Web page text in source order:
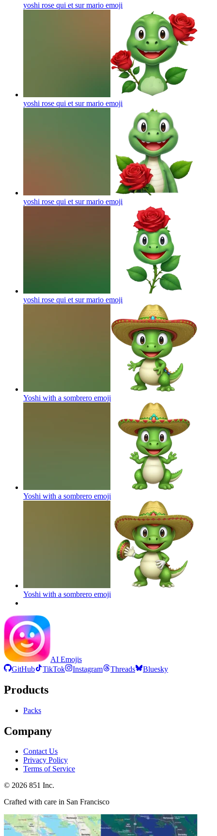
yoshi rose qui et sur mario emoji
yoshi rose qui et sur mario emoji
yoshi rose qui et sur mario emoji
yoshi rose qui et sur mario emoji
Yoshi with a sombrero emoji
Yoshi with a sombrero emoji
Yoshi with a sombrero emoji
AI Emojis
GitHub
TikTok Instagram Threads Bluesky
Products
Packs
Company
Contact Us
Privacy Policy
Terms of Service
© 2026 851 Inc.
Crafted with care in San Francisco